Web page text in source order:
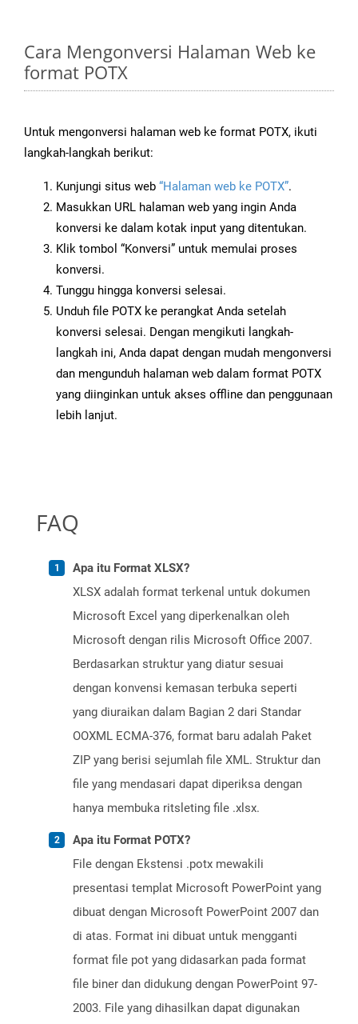
Cara Mengonversi Halaman Web ke
format POTX
Untuk mengonversi halaman web ke format POTX, ikuti
langkah-langkah berikut:
Kunjungi situs web “Halaman web ke POTX”.
Masukkan URL halaman web yang ingin Anda
konversi ke dalam kotak input yang ditentukan.
Klik tombol “Konversi” untuk memulai proses
konversi.
Tunggu hingga konversi selesai.
Unduh file POTX ke perangkat Anda setelah
konversi selesai. Dengan mengikuti langkah-
langkah ini, Anda dapat dengan mudah mengonversi
dan mengunduh halaman web dalam format POTX
yang diinginkan untuk akses offline dan penggunaan
lebih lanjut.
FAQ
Apa itu Format XLSX?
XLSX adalah format terkenal untuk dokumen
Microsoft Excel yang diperkenalkan oleh
Microsoft dengan rilis Microsoft Office 2007.
Berdasarkan struktur yang diatur sesuai
dengan konvensi kemasan terbuka seperti
yang diuraikan dalam Bagian 2 dari Standar
OOXML ECMA-376, format baru adalah Paket
ZIP yang berisi sejumlah file XML. Struktur dan
file yang mendasari dapat diperiksa dengan
hanya membuka ritsleting file .xlsx.
Apa itu Format POTX?
File dengan Ekstensi .potx mewakili
presentasi templat Microsoft PowerPoint yang
dibuat dengan Microsoft PowerPoint 2007 dan
di atas. Format ini dibuat untuk mengganti
format file pot yang didasarkan pada format
file biner dan didukung dengan PowerPoint 97-
2003. File yang dihasilkan dapat digunakan